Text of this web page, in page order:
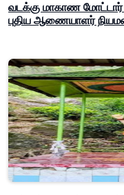
வடக்கு மாகாண
புதிய ஆணையாளர்